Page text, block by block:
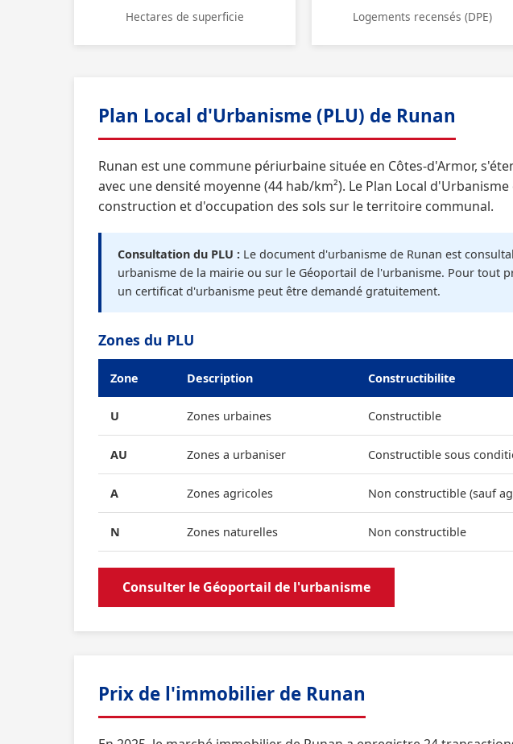
Hectares de superficie Logements recensés (DPE)
Plan Local d'Urbanisme (PLU) de Runan
Runan est une commune périurbaine située en Côtes-d'Armor,
avec une densité moyenne (44 hab/km²). Le Plan Local
construction et d'occupation des sols sur le territoire communal.
Consultation du PLU : Le document d'urbanisme de Runan est
urbanisme de la mairie ou sur le Géoportail de l'urbanisme. Pour tout
un certificat d'urbanisme peut être demandé gratuitement.
Zones du PLU
Zone Description Constructibilite
U Zones urbaines Constructible
AU Zones a urbaniser Constructible sous
A Zones agricoles Non constructible (sauf
N Zones naturelles Non constructible
Consulter le Géoportail de l'urbanisme
Prix de l'immobilier de Runan